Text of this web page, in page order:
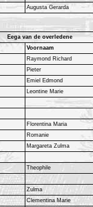
Augusta Gerarda
Eega van de overledene
Voornaam
Raymond Richard
Pieter
Emiel Edmond
Leontine Marie
Florentina Maria
Romanie
Margareta Zulma
Theophile
Zulma
Clementina Marie